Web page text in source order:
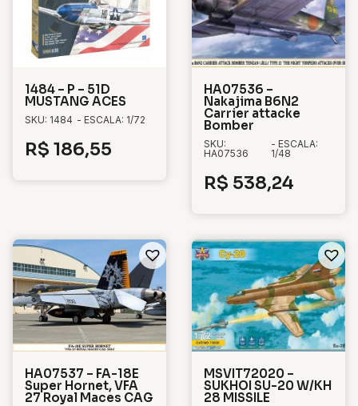
1484 – P – 51D
MUSTANG ACES
SKU: 1484 - ESCALA: 1/72
R$ 186,55
HA07536 –
Nakajima B6N2
Carrier attacke
Bomber
SKU:
HA07536
- ESCALA:
1/48
R$ 538,24
HA07537 – FA-18E
Super Hornet, VFA
27 Royal Maces CAG
MSVIT72020 –
SUKHOI SU-20 W/KH
28 MISSILE